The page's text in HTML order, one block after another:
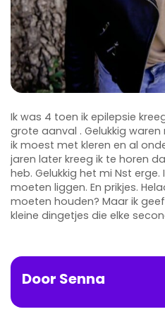
Ik was 4 toen ik epilepsie
grote aanval . Gelukkig waren
ik moest met kleren en al
jaren later kreeg ik te horen
heb. Gelukkig het mi Nst
moeten liggen. En prikjes.
moeten houden? Maar ik
kleine dingetjes die elke
Door Senna